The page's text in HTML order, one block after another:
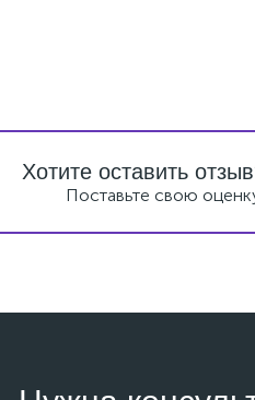
Хотите оставить
Поставьте свою